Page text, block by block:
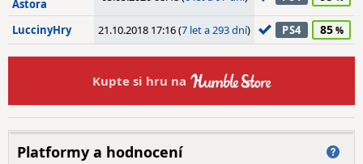
Astora
LuccinyHry 21.10.2018 17:16 (7 let a 293 dní) PS4 85
Kupte si hru na
Platformy a hodnocení